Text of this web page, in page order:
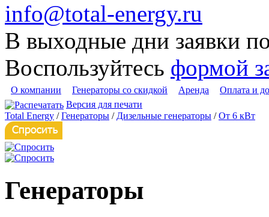
info@total-energy.ru
В выходные дни заявки
Воспользуйтесь формой
О компании Генераторы со скидкой Аренда
Оплата и
Версия для печати
Total Energy /Генераторы / Дизельные генераторы /От 6 кВт
Генераторы